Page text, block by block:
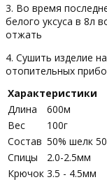
3. Во время
белого уксуса в 8л
отжать
4. Сушить изделие
отопительных
Характеристики
Длина
600м
Вес
100г
Состав 50% шелк
Спицы
2.0-2.5мм
Крючок 3.5 - 4.5мм